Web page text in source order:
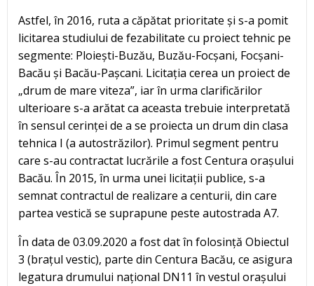
Astfel, în 2016, ruta a căpătat prioritate și s-a pomit
licitarea studiului de fezabilitate cu proiect tehnic pe
segmente: Ploiești-Buzău, Buzău-Focșani, Focșani-
Bacău și Bacău-Pașcani. Licitația cerea un proiect de
„drum de mare viteza”, iar în urma clarificărilor
ulterioare s-a arătat ca aceasta trebuie interpretată
în sensul cerinței de a se proiecta un drum din clasa
tehnica I (a autostrăzilor). Primul segment pentru
care s-au contractat lucrările a fost Centura orașului
Bacău. În 2015, în urma unei licitații publice, s-a
semnat contractul de realizare a centurii, din care
partea vestică se suprapune peste autostrada A7.
În data de 03.09.2020 a fost dat în folosință Obiectul
3 (brațul vestic), parte din Centura Bacău, ce asigura
legatura drumului național DN11 în vestul orașului